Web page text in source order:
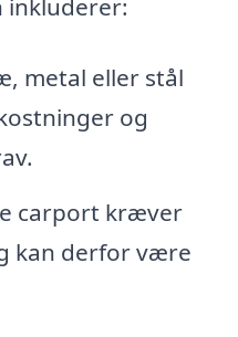
inkluderer:
metal eller stål
og
carport kræver
kan derfor være